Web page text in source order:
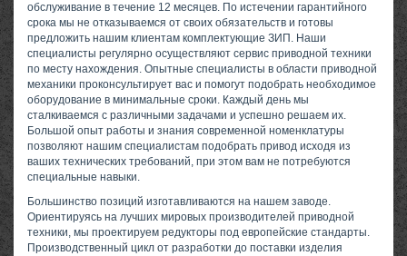
обслуживание в течение 12 месяцев. По истечении гарантийного
срока мы не отказываемся от своих обязательств и готовы
предложить нашим клиентам комплектующие ЗИП. Наши
специалисты регулярно осуществляют сервис приводной техники
по месту нахождения. Опытные специалисты в области приводной
механики проконсультирует вас и помогут подобрать необходимое
оборудование в минимальные сроки. Каждый день мы
сталкиваемся с различными задачами и успешно решаем их.
Большой опыт работы и знания современной номенклатуры
позволяют нашим специалистам подобрать привод исходя из
ваших технических требований, при этом вам не потребуются
специальные навыки.
Большинство позиций изготавливаются на нашем заводе.
Ориентируясь на лучших мировых производителей приводной
техники, мы проектируем редукторы под европейские стандарты.
Производственный цикл от разработки до поставки изделия